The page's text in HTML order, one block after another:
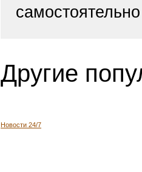
Другие
Новости 24/7